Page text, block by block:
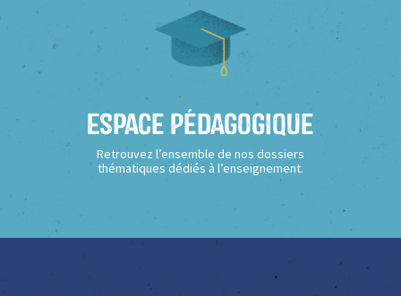
Espace Pédagogique
Retrouvez l’ensemble de nos dossiers
thématiques dédiés à l’enseignement.